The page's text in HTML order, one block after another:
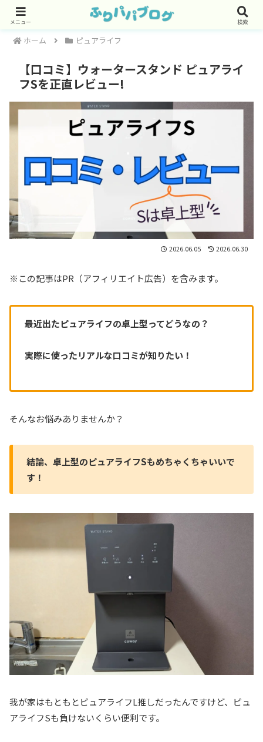
ホーム ピュアライフ
【口コミ】ウォータースタンド ピュアライ
フSを正直レビュー!
2026.06.05 2026.06.30
※この記事はPR（アフィリエイト広告）を含みます。
最近出たピュアライフの卓上型ってどうなの？
実際に使ったリアルな口コミが知りたい！
そんなお悩みありませんか？
結論、卓上型のピュアライフSもめちゃくちゃいいで
す！
我が家はもともとピュアライフL推しだったんですけど、ピュ
アライフSも負けないくらい便利です。
メニュー 検索